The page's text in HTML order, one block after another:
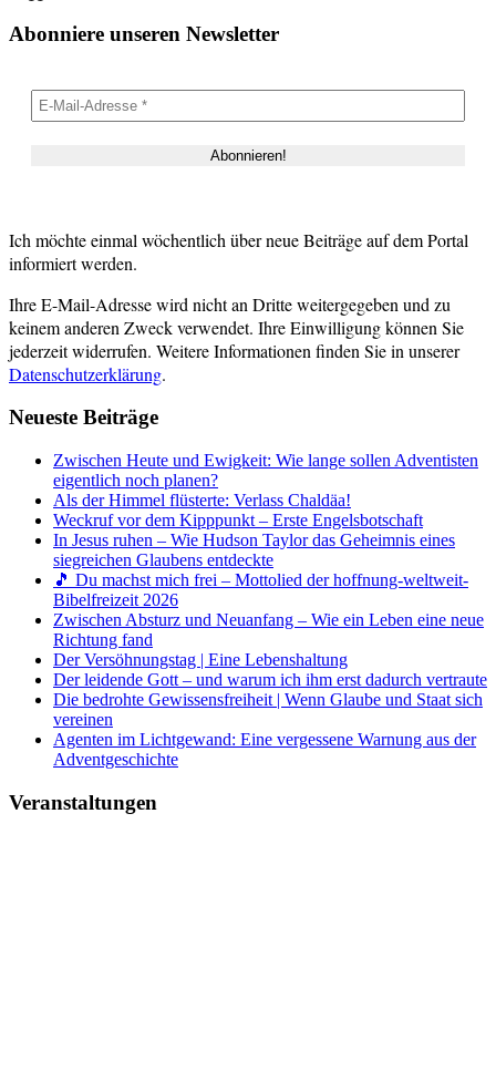
Abonniere unseren Newsletter
Ich möchte einmal wöchentlich über neue Beiträge auf dem Portal
informiert werden.
Ihre E-Mail-Adresse wird nicht an Dritte weitergegeben und zu
keinem anderen Zweck verwendet. Ihre Einwilligung können Sie
jederzeit widerrufen. Weitere Informationen finden Sie in unserer
Datenschutzerklärung.
Neueste Beiträge
Zwischen Heute und Ewigkeit: Wie lange sollen Adventisten
eigentlich noch planen?
Als der Himmel flüsterte: Verlass Chaldäa!
Weckruf vor dem Kipppunkt – Erste Engelsbotschaft
In Jesus ruhen – Wie Hudson Taylor das Geheimnis eines
siegreichen Glaubens entdeckte
🎵 Du machst mich frei – Mottolied der hoffnung-weltweit-
Bibelfreizeit 2026
Zwischen Absturz und Neuanfang – Wie ein Leben eine neue
Richtung fand
Der Versöhnungstag | Eine Lebenshaltung
Der leidende Gott – und warum ich ihm erst dadurch vertraute
Die bedrohte Gewissensfreiheit | Wenn Glaube und Staat sich
vereinen
Agenten im Lichtgewand: Eine vergessene Warnung aus der
Adventgeschichte
Veranstaltungen